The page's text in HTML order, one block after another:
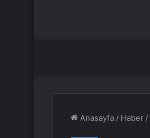
Anasayfa / Haber /